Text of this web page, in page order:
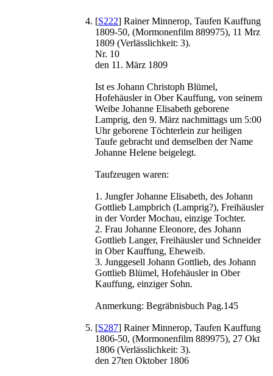
[S222] Rainer Minnerop, Taufen Kauffung
1809-50, (Mormonenfilm 889975), 11 Mrz
1809 (Verlässlichkeit: 3).
Nr. 10
den 11. März 1809
Ist es Johann Christoph Blümel,
Hofehäusler in Ober Kauffung, von seinem
Weibe Johanne Elisabeth geborene
Lamprig, den 9. März nachmittags um 5:00
Uhr geborene Töchterlein zur heiligen
Taufe gebracht und demselben der Name
Johanne Helene beigelegt.
Taufzeugen waren:
1. Jungfer Johanne Elisabeth, des Johann
Gottlieb Lampbrich (Lamprig?), Freihäusler
in der Vorder Mochau, einzige Tochter.
2. Frau Johanne Eleonore, des Johann
Gottlieb Langer, Freihäusler und Schneider
in Ober Kauffung, Eheweib.
3. Junggesell Johann Gottlieb, des Johann
Gottlieb Blümel, Hofehäusler in Ober
Kauffung, einziger Sohn.
Anmerkung: Begräbnisbuch Pag.145
[S287] Rainer Minnerop, Taufen Kauffung
1806-50, (Mormonenfilm 889975), 27 Okt
1806 (Verlässlichkeit: 3).
den 27ten Oktober 1806